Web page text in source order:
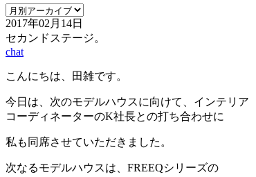
2017年02月14日
セカンドステージ。
chat
こんにちは、田雑です。
今日は、次のモデルハウスに向けて、インテリア
コーディネーターのK社長との打ち合わせに
私も同席させていただきました。
次なるモデルハウスは、FREEQシリーズの